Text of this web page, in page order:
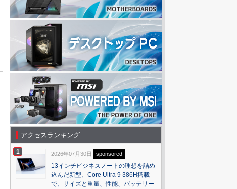
アクセスランキング
1 2026年07月30日 sponsored
13インチビジネスノートの理想を詰め
込んだ新型、Core Ultra 9 386H搭載
で、サイズと重量、性能、バッテリー